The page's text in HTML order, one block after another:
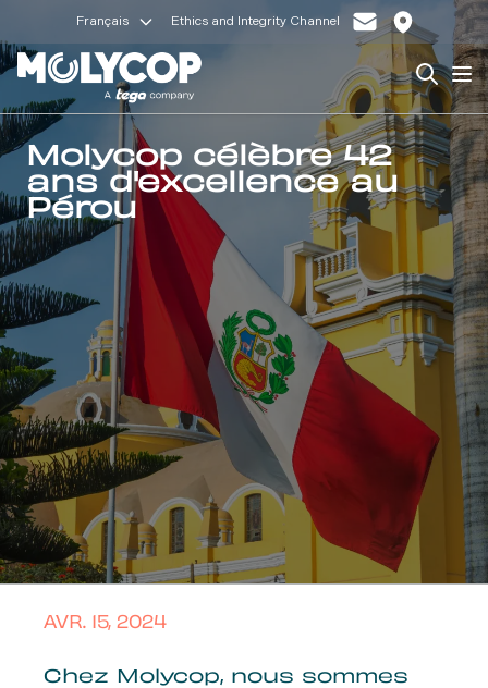
Français Ethics and Integrity Channel
Search
Molycop célèbre 42
ans d'excellence au
Pérou
AVR. 15, 2024
Chez Molycop, nous sommes